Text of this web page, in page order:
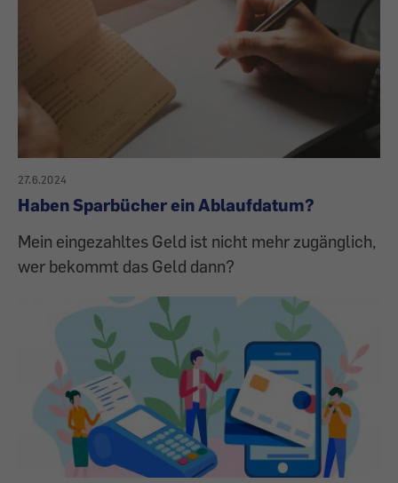
27.6.2024
Haben Sparbücher ein Ablaufdatum?
Mein eingezahltes Geld ist nicht mehr zugänglich,
wer bekommt das Geld dann?